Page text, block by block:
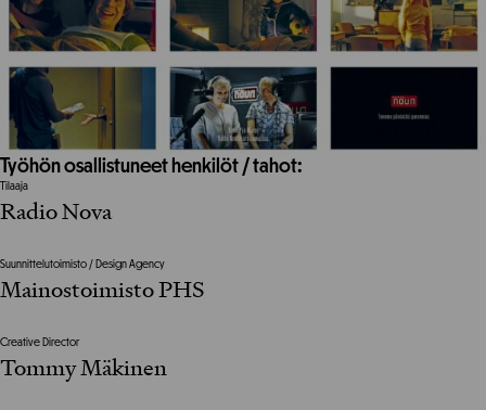
Työhön osallistuneet henkilöt / tahot:
Tilaaja
Radio Nova
Suunnittelutoimisto / Design Agency
Mainostoimisto PHS
Creative Director
Tommy Mäkinen